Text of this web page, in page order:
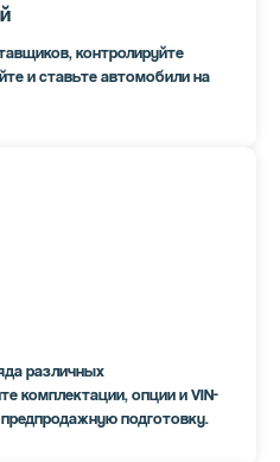
контролируйте
и ставьте автомобили на
различных
комплектации, опции и VIN-
подготовку.